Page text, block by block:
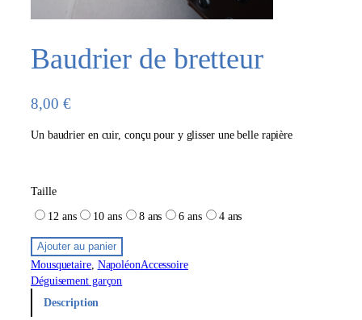
Baudrier de bretteur
8,00 €
Un baudrier en cuir, conçu pour y glisser une belle rapière
Taille
12 ans
10 ans 8 ans 6 ans 4 ans
Ajouter au panier
Mousquetaire, NapoléonAccessoire
Déguisement garçon
Description